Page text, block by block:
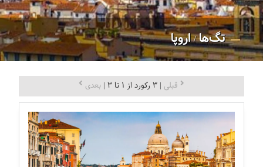
تگ‌ها/ اروپا
قبلی | 3 رکورد از 1 تا 3 | بعدی